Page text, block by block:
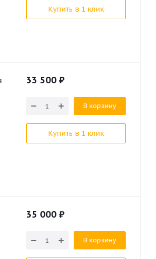
Купить в 1 клик
33 500 ₽
В корзину
Купить в 1 клик
35 000 ₽
В корзину